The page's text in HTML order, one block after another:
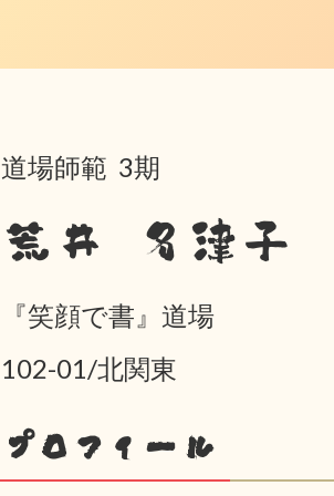
道場師範 3期
荒井 名津子
『笑顔で書』道場
102-01/北関東
プロフィール